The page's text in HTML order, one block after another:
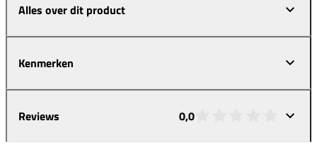
Alles over dit product
Kenmerken
Reviews 0,0